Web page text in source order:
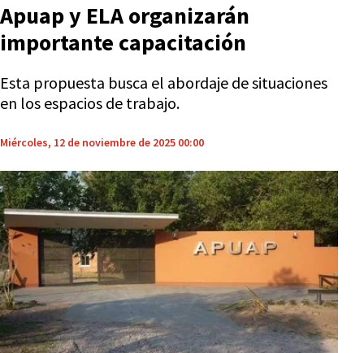
Apuap y ELA organizarán
importante capacitación
Esta propuesta busca el abordaje de situaciones
en los espacios de trabajo.
Miércoles, 12 de noviembre de 2025 00:00